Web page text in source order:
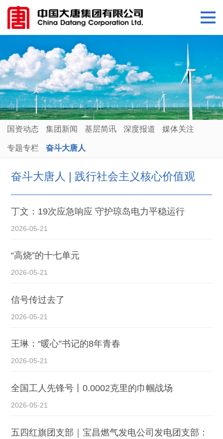
国资动态 集团新闻 基层简讯 深度报道 媒体关注
专题专栏 奋斗大唐人
奋斗大唐人 | 践行社会主义核心价值观
丁文：19次应急响应 守护琼岛电力平稳运行
2026-05-21
“高烧”的十七单元
2026-05-21
信号传过去了
2026-05-21
王琳：“暖心”书记的8年青春
2026-05-21
全国工人先锋号丨0.0002克里的巾帼战场
2026-05-21
五四红旗团支部｜宝昌燃气发电公司发电团支部：